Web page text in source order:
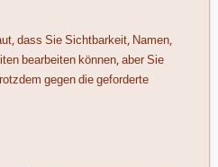
dass Sie Sichtbarkeit, Namen,
bearbeiten können, aber Sie
gegen die geforderte